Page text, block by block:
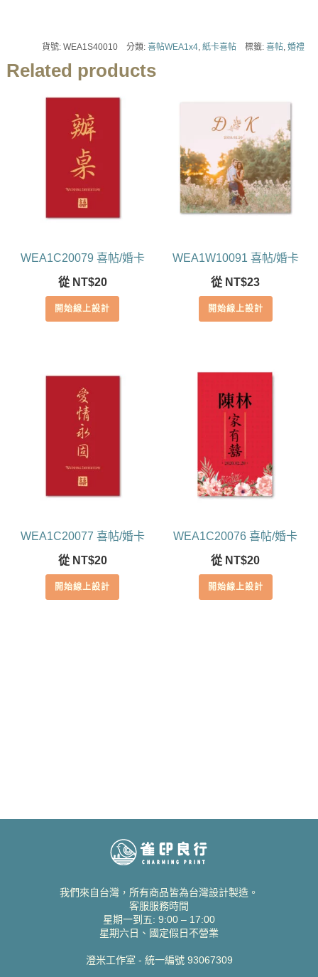
貨號:WEA1S40010 分類:喜帖WEA1x4 ,紙卡喜帖 標籤:喜帖 ,婚禮
Related products
WEA1C20079 喜帖/婚卡
從 NT$20
開始線上設計
WEA1W10091 喜帖/婚卡
從 NT$23
開始線上設計
WEA1C20077 喜帖/婚卡
從 NT$20
開始線上設計
WEA1C20076 喜帖/婚卡
從 NT$20
開始線上設計
我們來自台灣，所有商品皆為台灣設計製造。
客服服務時間
星期一到五: 9:00 – 17:00
星期六日、國定假日不營業
澄米工作室 - 統一編號 93067309